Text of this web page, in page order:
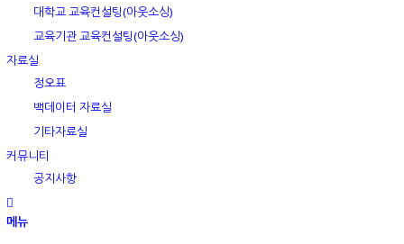
대학교 교육컨설팅(아웃소싱)
교육기관 교육컨설팅(아웃소싱)
자료실
정오표
백데이터 자료실
기타자료실
커뮤니티
공지사항
메뉴